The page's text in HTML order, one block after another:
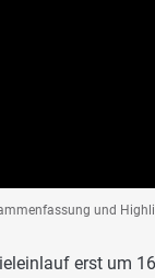
und
erst um